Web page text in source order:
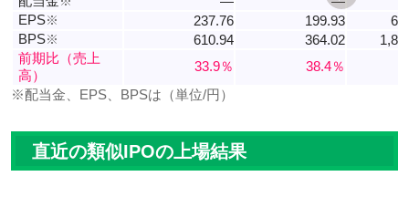
EPS※ 237.76 199.93
BPS※ 610.94 364.02
前期比（売上
高）
33.9％
38.4％
※配当金、EPS、BPSは（単位/円）
直近の類似IPOの上場結果